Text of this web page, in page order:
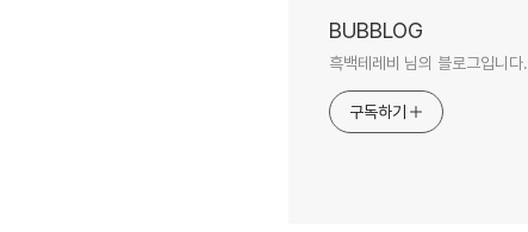
BUBBLOG
흑백테레비 님의 블로그입니다.
구독하기